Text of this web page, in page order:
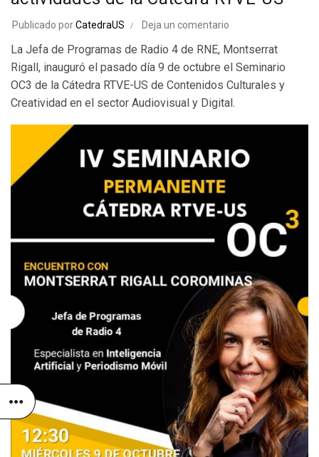
Publicado porCatedraUS Deja un comentario
La Jefa de Programas de Radio 4 de RNE, Montserrat
Rigall, inauguró el pasado día 9 de octubre el Seminario
OC3 de la Cátedra RTVE-US de Contenidos Culturales y
Creatividad en el sector Audiovisual y Digital.